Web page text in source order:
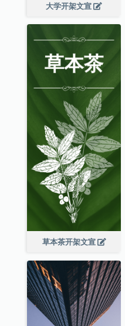
大学开架文宣
草本茶开架文宣